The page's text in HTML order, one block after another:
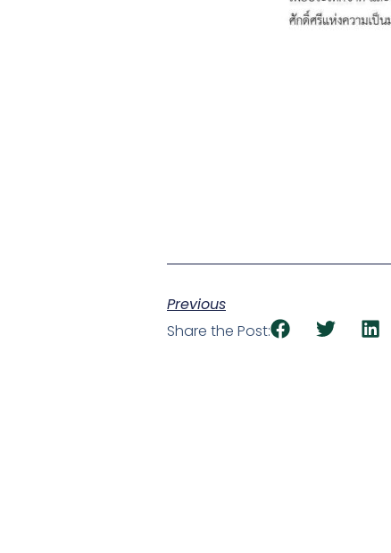
Previous
Share the Post: